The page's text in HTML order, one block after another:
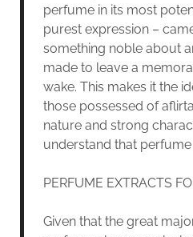
perfume in its most
purest expression –
something noble about
made to leave a
wake. This makes it the
those possessed of
nature and strong
understand that perfume
PERFUME EXTRACTS
Given that the great